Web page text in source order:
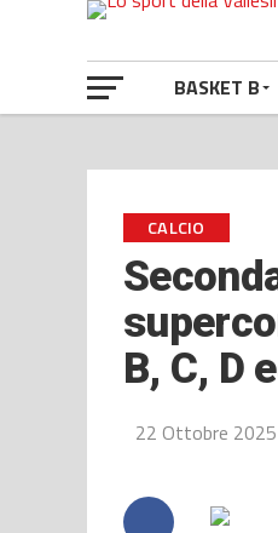
BASKET B
CALCIO
B, C, D
22 Ottobre 2025